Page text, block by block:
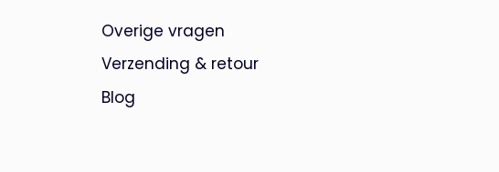
Overige vragen
Verzending & retour
Blog